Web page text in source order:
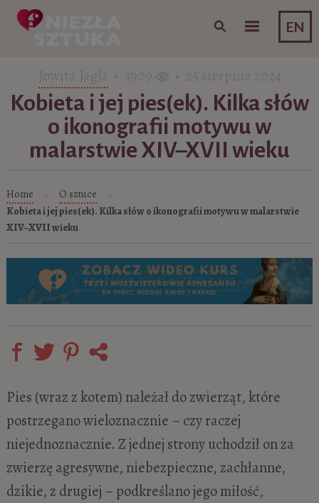
EN
Skip to content
Kobieta i jej pies(ek). Kilka słów
o ikonografii motywu w
malarstwie XIV–XVII wieku
Home O sztuce
Kobieta i jej pies(ek). Kilka słów o ikonografii motywu w malarstwie
XIV–XVII wieku
Pies (wraz z kotem) należał do zwierząt, które
postrzegano wieloznacznie – czy raczej
niejednoznacznie. Z jednej strony uchodził on za
zwierzę agresywne, niebezpieczne, zachłanne,
dzikie, z drugiej – podkreślano jego miłość,